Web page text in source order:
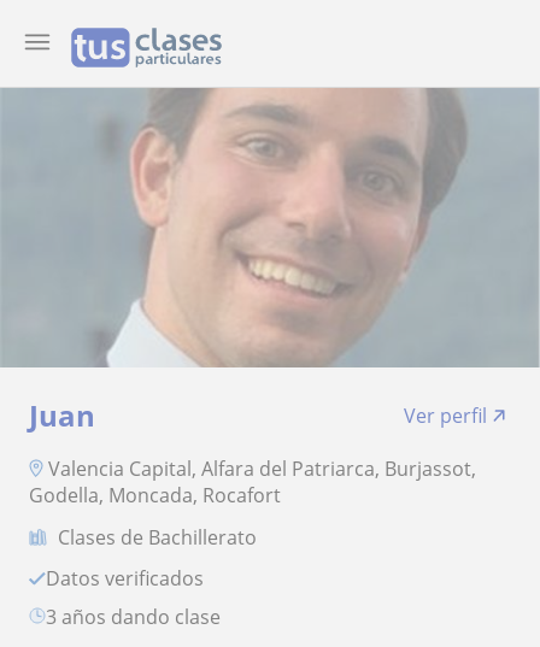
Juan
Ver perfil
Valencia Capital, Alfara del Patriarca, Burjassot,
Godella, Moncada, Rocafort
Clases de Bachillerato
Datos verificados
3 años dando clase